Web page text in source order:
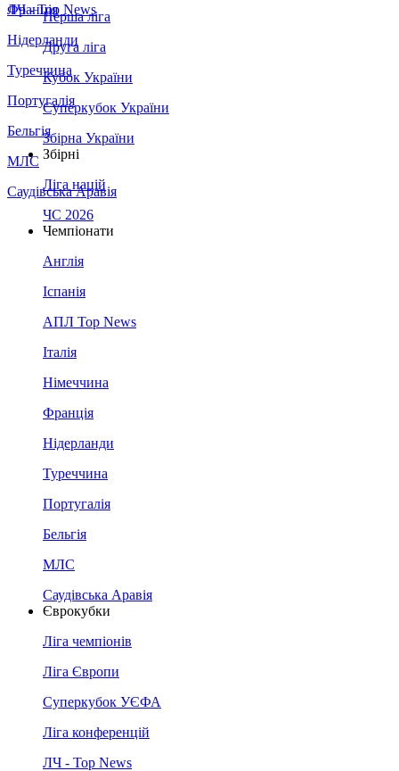
Франція
Нідерланди
Туреччина
Португалія
Бельгія
МЛС
Саудівська Аравія
ЛЧ - Top News
Перша ліга
Друга ліга
Кубок України
Суперкубок України
Збірна України
Збірні
Ліга націй
ЧС 2026
Чемпіонати
Англія
Іспанія
АПЛ Top News
Італія
Німеччина
Франція
Нідерланди
Туреччина
Португалія
Бельгія
МЛС
Саудівська Аравія
Єврокубки
Ліга чемпіонів
Ліга Європи
Суперкубок УЄФА
Ліга конференцій
ЛЧ - Top News